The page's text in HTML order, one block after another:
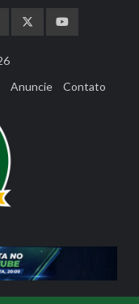
Anuncie Contato